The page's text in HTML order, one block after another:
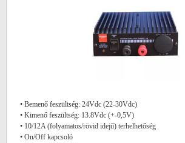
• Bemenő feszültség: 24Vdc (22-30Vdc)
• Kimenő feszültség: 13.8Vdc (+-0,5V)
• 10/12A (folyamatos/rövid idejű) terhelhetőség
• On/Off kapcsoló